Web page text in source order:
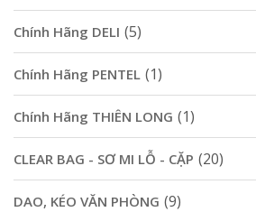
Chính Hãng DELI (5)
Chính Hãng PENTEL (1)
Chính Hãng THIÊN LONG (1)
CLEAR BAG - SƠ MI LỖ - CẶP (20)
DAO, KÉO VĂN PHÒNG (9)